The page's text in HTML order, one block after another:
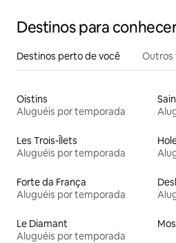
Destinos para
Destinos perto de você Outros
Oistins
Aluguéis por temporada
Les Trois-Îlets
Aluguéis por temporada
Forte da França
Aluguéis por temporada
Le Diamant
Aluguéis por temporada